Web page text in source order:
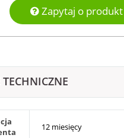
Zapytaj o produkt
12 miesięcy